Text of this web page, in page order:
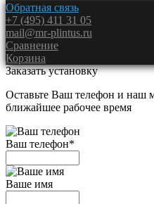
Обратная связь
+7 (495) 411 31 05
mail@mr-plintus.ru
Сравнение
Корзина
Заказать установку
Оставьте Ваш телефон и наш
ближайшее рабочее время
Ваш телефон*
Ваше имя